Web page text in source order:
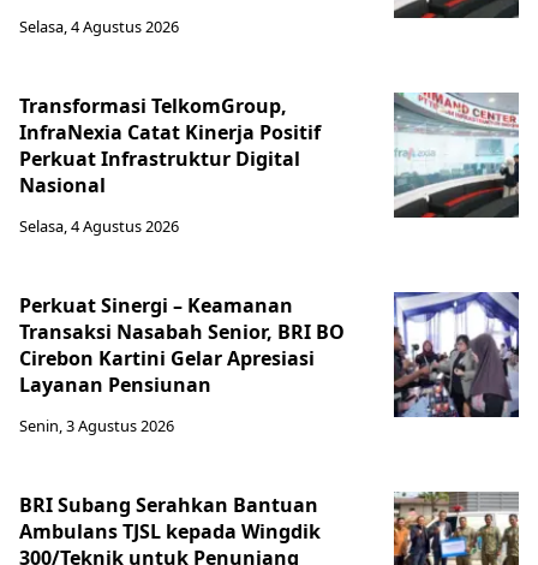
Selasa, 4 Agustus 2026
Transformasi TelkomGroup,
InfraNexia Catat Kinerja Positif
Perkuat Infrastruktur Digital
Nasional
Selasa, 4 Agustus 2026
Perkuat Sinergi – Keamanan
Transaksi Nasabah Senior, BRI BO
Cirebon Kartini Gelar Apresiasi
Layanan Pensiunan
Senin, 3 Agustus 2026
BRI Subang Serahkan Bantuan
Ambulans TJSL kepada Wingdik
300/Teknik untuk Penunjang